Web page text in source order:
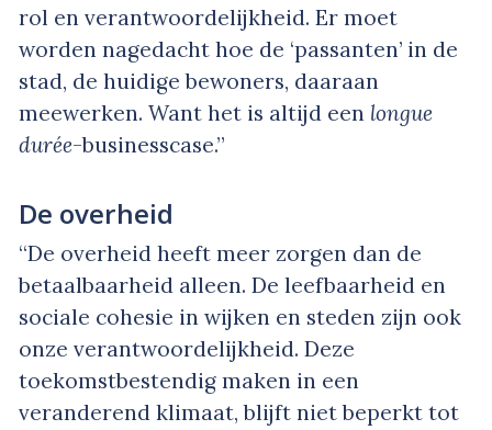
rol en verantwoordelijkheid. Er moet
worden nagedacht hoe de ‘passanten’ in de
stad, de huidige bewoners, daaraan
meewerken. Want het is altijd een longue
durée-businesscase.”
De overheid
“De overheid heeft meer zorgen dan de
betaalbaarheid alleen. De leefbaarheid en
sociale cohesie in wijken en steden zijn ook
onze verantwoordelijkheid. Deze
toekomstbestendig maken in een
veranderend klimaat, blijft niet beperkt tot